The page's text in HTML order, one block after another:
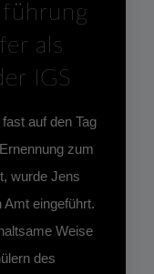
als
IGS
auf den Tag
zum
wurde Jens
Amt eingeführt.
Weise
des